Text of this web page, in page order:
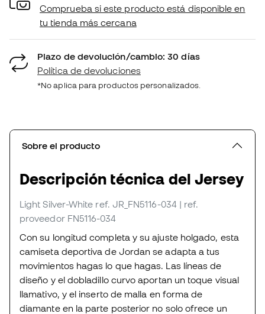
Comprueba si este producto está disponible en
tu tienda más cercana
Plazo de devolución/cambio: 30 días
Política de devoluciones
*No aplica para productos personalizados.
Sobre el producto
Descripción técnica del Jersey
Light Silver-White ref. JR_FN5116-034 | ref.
proveedor FN5116-034
Con su longitud completa y su ajuste holgado, esta
camiseta deportiva de Jordan se adapta a tus
movimientos hagas lo que hagas. Las líneas de
diseño y el dobladillo curvo aportan un toque visual
llamativo, y el inserto de malla en forma de
diamante en la parte posterior no solo ofrece un